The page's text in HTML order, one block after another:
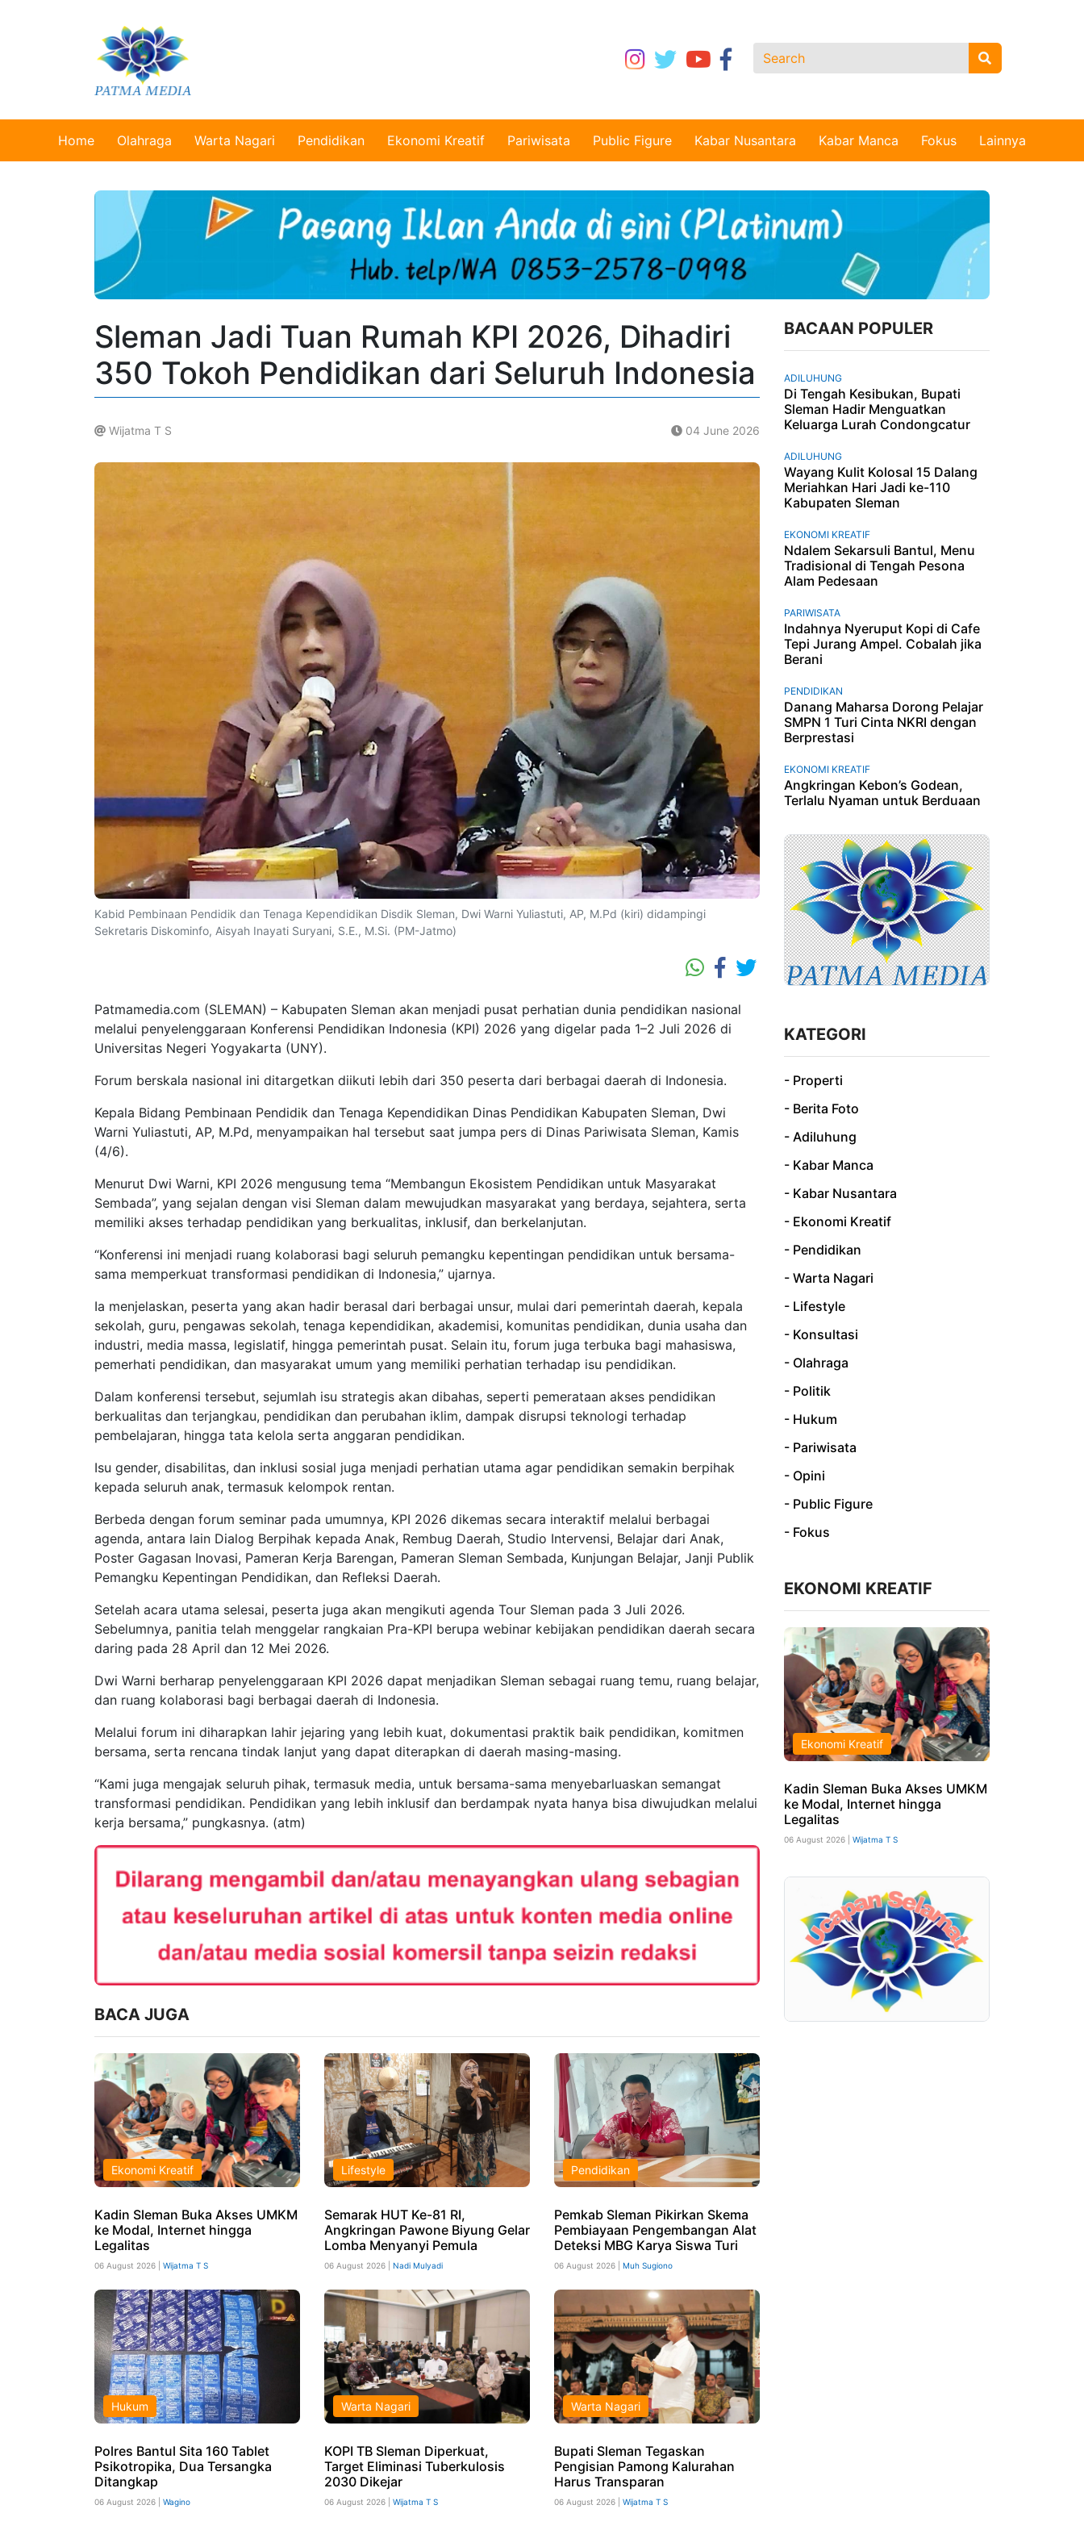
Home Olahraga Warta Nagari Pendidikan Ekonomi Kreatif Pariwisata Public Figure Kabar Nusantara Kabar Manca Fokus Lainnya
Sleman Jadi Tuan Rumah KPI 2026, Dihadiri
350 Tokoh Pendidikan dari Seluruh Indonesia
Wijatma T S 04 June 2026
Kabid Pembinaan Pendidik dan Tenaga Kependidikan Disdik Sleman, Dwi Warni Yuliastuti, AP, M.Pd (kiri) didampingi
Sekretaris Diskominfo, Aisyah Inayati Suryani, S.E., M.Si. (PM-Jatmo)
Patmamedia.com (SLEMAN) – Kabupaten Sleman akan menjadi pusat perhatian dunia pendidikan nasional
melalui penyelenggaraan Konferensi Pendidikan Indonesia (KPI) 2026 yang digelar pada 1–2 Juli 2026 di
Universitas Negeri Yogyakarta (UNY).
Forum berskala nasional ini ditargetkan diikuti lebih dari 350 peserta dari berbagai daerah di Indonesia.
Kepala Bidang Pembinaan Pendidik dan Tenaga Kependidikan Dinas Pendidikan Kabupaten Sleman, Dwi
Warni Yuliastuti, AP, M.Pd, menyampaikan hal tersebut saat jumpa pers di Dinas Pariwisata Sleman, Kamis
(4/6).
Menurut Dwi Warni, KPI 2026 mengusung tema “Membangun Ekosistem Pendidikan untuk Masyarakat
Sembada”, yang sejalan dengan visi Sleman dalam mewujudkan masyarakat yang berdaya, sejahtera, serta
memiliki akses terhadap pendidikan yang berkualitas, inklusif, dan berkelanjutan.
“Konferensi ini menjadi ruang kolaborasi bagi seluruh pemangku kepentingan pendidikan untuk bersama-
sama memperkuat transformasi pendidikan di Indonesia,” ujarnya.
Ia menjelaskan, peserta yang akan hadir berasal dari berbagai unsur, mulai dari pemerintah daerah, kepala
sekolah, guru, pengawas sekolah, tenaga kependidikan, akademisi, komunitas pendidikan, dunia usaha dan
industri, media massa, legislatif, hingga pemerintah pusat. Selain itu, forum juga terbuka bagi mahasiswa,
pemerhati pendidikan, dan masyarakat umum yang memiliki perhatian terhadap isu pendidikan.
Dalam konferensi tersebut, sejumlah isu strategis akan dibahas, seperti pemerataan akses pendidikan
berkualitas dan terjangkau, pendidikan dan perubahan iklim, dampak disrupsi teknologi terhadap
pembelajaran, hingga tata kelola serta anggaran pendidikan.
Isu gender, disabilitas, dan inklusi sosial juga menjadi perhatian utama agar pendidikan semakin berpihak
kepada seluruh anak, termasuk kelompok rentan.
Berbeda dengan forum seminar pada umumnya, KPI 2026 dikemas secara interaktif melalui berbagai
agenda, antara lain Dialog Berpihak kepada Anak, Rembug Daerah, Studio Intervensi, Belajar dari Anak,
Poster Gagasan Inovasi, Pameran Kerja Barengan, Pameran Sleman Sembada, Kunjungan Belajar, Janji Publik
Pemangku Kepentingan Pendidikan, dan Refleksi Daerah.
Setelah acara utama selesai, peserta juga akan mengikuti agenda Tour Sleman pada 3 Juli 2026.
Sebelumnya, panitia telah menggelar rangkaian Pra-KPI berupa webinar kebijakan pendidikan daerah secara
daring pada 28 April dan 12 Mei 2026.
Dwi Warni berharap penyelenggaraan KPI 2026 dapat menjadikan Sleman sebagai ruang temu, ruang belajar,
dan ruang kolaborasi bagi berbagai daerah di Indonesia.
Melalui forum ini diharapkan lahir jejaring yang lebih kuat, dokumentasi praktik baik pendidikan, komitmen
bersama, serta rencana tindak lanjut yang dapat diterapkan di daerah masing-masing.
“Kami juga mengajak seluruh pihak, termasuk media, untuk bersama-sama menyebarluaskan semangat
transformasi pendidikan. Pendidikan yang lebih inklusif dan berdampak nyata hanya bisa diwujudkan melalui
kerja bersama,” pungkasnya. (atm)
BACA JUGA
Ekonomi Kreatif
Kadin Sleman Buka Akses UMKM
ke Modal, Internet hingga
Legalitas
06 August 2026 | Wijatma T S
Lifestyle
Semarak HUT Ke-81 RI,
Angkringan Pawone Biyung Gelar
Lomba Menyanyi Pemula
06 August 2026 | Nadi Mulyadi
Pendidikan
Pemkab Sleman Pikirkan Skema
Pembiayaan Pengembangan Alat
Deteksi MBG Karya Siswa Turi
06 August 2026 | Muh Sugiono
Hukum
Polres Bantul Sita 160 Tablet
Psikotropika, Dua Tersangka
Ditangkap
06 August 2026 | Wagino
Warta Nagari
KOPI TB Sleman Diperkuat,
Target Eliminasi Tuberkulosis
2030 Dikejar
06 August 2026 | Wijatma T S
Warta Nagari
Bupati Sleman Tegaskan
Pengisian Pamong Kalurahan
Harus Transparan
06 August 2026 | Wijatma T S
BACAAN POPULER
ADILUHUNG
Di Tengah Kesibukan, Bupati
Sleman Hadir Menguatkan
Keluarga Lurah Condongcatur
ADILUHUNG
Wayang Kulit Kolosal 15 Dalang
Meriahkan Hari Jadi ke-110
Kabupaten Sleman
EKONOMI KREATIF
Ndalem Sekarsuli Bantul, Menu
Tradisional di Tengah Pesona
Alam Pedesaan
PARIWISATA
Indahnya Nyeruput Kopi di Cafe
Tepi Jurang Ampel. Cobalah jika
Berani
PENDIDIKAN
Danang Maharsa Dorong Pelajar
SMPN 1 Turi Cinta NKRI dengan
Berprestasi
EKONOMI KREATIF
Angkringan Kebon’s Godean,
Terlalu Nyaman untuk Berduaan
KATEGORI
- Properti
- Berita Foto
- Adiluhung
- Kabar Manca
- Kabar Nusantara
- Ekonomi Kreatif
- Pendidikan
- Warta Nagari
- Lifestyle
- Konsultasi
- Olahraga
- Politik
- Hukum
- Pariwisata
- Opini
- Public Figure
- Fokus
EKONOMI KREATIF
Ekonomi Kreatif
Kadin Sleman Buka Akses UMKM
ke Modal, Internet hingga
Legalitas
06 August 2026 | Wijatma T S